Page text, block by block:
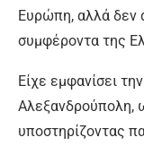
Ευρώπη, αλλά δεν
συμφέροντα της
Είχε εμφανίσει
Αλεξανδρούπολη,
υποστηρίζοντας